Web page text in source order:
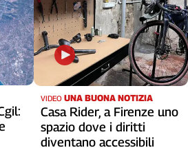
VIDEO UNA BUONA NOTIZIA
Casa Rider, a Firenze uno
spazio dove i diritti
diventano accessibili